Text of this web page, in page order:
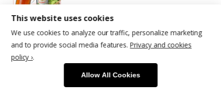
© 2026 | Schlossbrauerei Reuth
Footer Menu
This website uses cookies
We use cookies to analyze our traffic, personalize marketing
and to provide social media features. Privacy and cookies
policy ›.
Allow All Cookies